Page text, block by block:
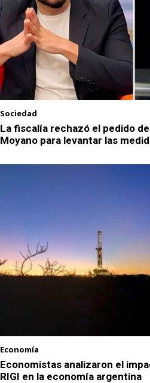
Sociedad
La fiscalía rechazó el pedido
Moyano para levantar las
Economía
Economistas analizaron el
RIGI en la economía argentina